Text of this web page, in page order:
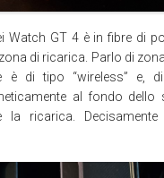
Watch GT 4 è in fibre di
di ricarica. Parlo di
è di tipo “wireless” e,
al fondo dello
la ricarica.